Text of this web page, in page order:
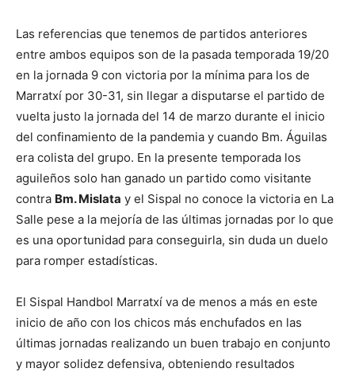
Las referencias que tenemos de partidos anteriores
entre ambos equipos son de la pasada temporada 19/20
en la jornada 9 con victoria por la mínima para los de
Marratxí por 30-31, sin llegar a disputarse el partido de
vuelta justo la jornada del 14 de marzo durante el inicio
del confinamiento de la pandemia y cuando Bm. Águilas
era colista del grupo. En la presente temporada los
aguileños solo han ganado un partido como visitante
contra Bm. Mislata y el Sispal no conoce la victoria en La
Salle pese a la mejoría de las últimas jornadas por lo que
es una oportunidad para conseguirla, sin duda un duelo
para romper estadísticas.
El Sispal Handbol Marratxí va de menos a más en este
inicio de año con los chicos más enchufados en las
últimas jornadas realizando un buen trabajo en conjunto
y mayor solidez defensiva, obteniendo resultados